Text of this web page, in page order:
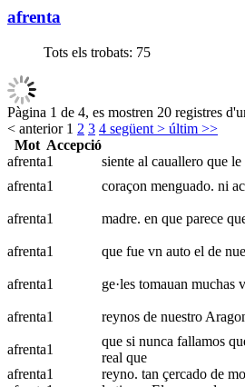
afrenta
Tots els trobats: 75
Pàgina 1 de 4, es mostren 20 registres
< anterior 1 2 3 4 següent > últim >>
Mot Accepció
afrenta1 siente al cauallero que
afrenta1 coraçon menguado. ni
afrenta1 madre. en que parece
afrenta1 que fue vn auto el de
afrenta1 ge·les tomauan muchas
afrenta1 reynos de nuestro
afrenta1
que si nunca fallamos
real que
afrenta1 reyno. tan çercado de